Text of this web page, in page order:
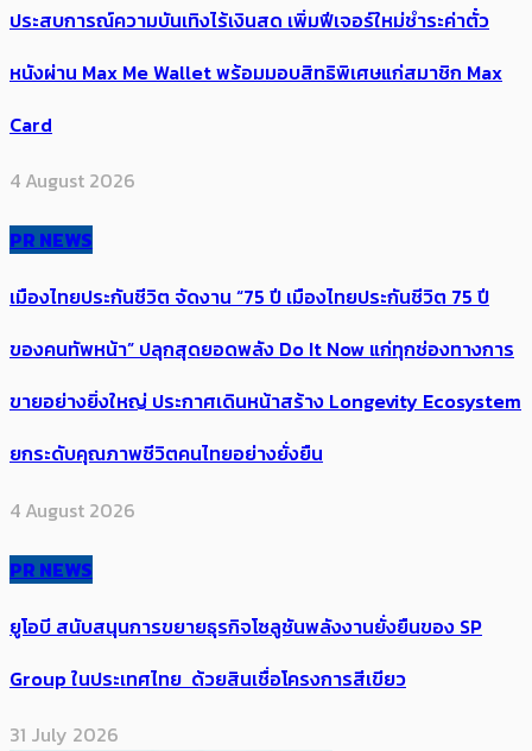
ประสบการณ์ความบันเทิงไร้เงินสด เพิ่มฟีเจอร์ใหม่ชำระค่าตั๋ว
หนังผ่าน Max Me Wallet พร้อมมอบสิทธิพิเศษแก่สมาชิก Max
Card
4 August 2026
PR NEWS
เมืองไทยประกันชีวิต จัดงาน “75 ปี เมืองไทยประกันชีวิต 75 ปี
ของคนทัพหน้า” ปลุกสุดยอดพลัง Do It Now แก่ทุกช่องทางการ
ขายอย่างยิ่งใหญ่ ประกาศเดินหน้าสร้าง Longevity Ecosystem
ยกระดับคุณภาพชีวิตคนไทยอย่างยั่งยืน
4 August 2026
PR NEWS
ยูโอบี สนับสนุนการขยายธุรกิจโซลูชันพลังงานยั่งยืนของ SP
Group ในประเทศไทย ด้วยสินเชื่อโครงการสีเขียว
31 July 2026